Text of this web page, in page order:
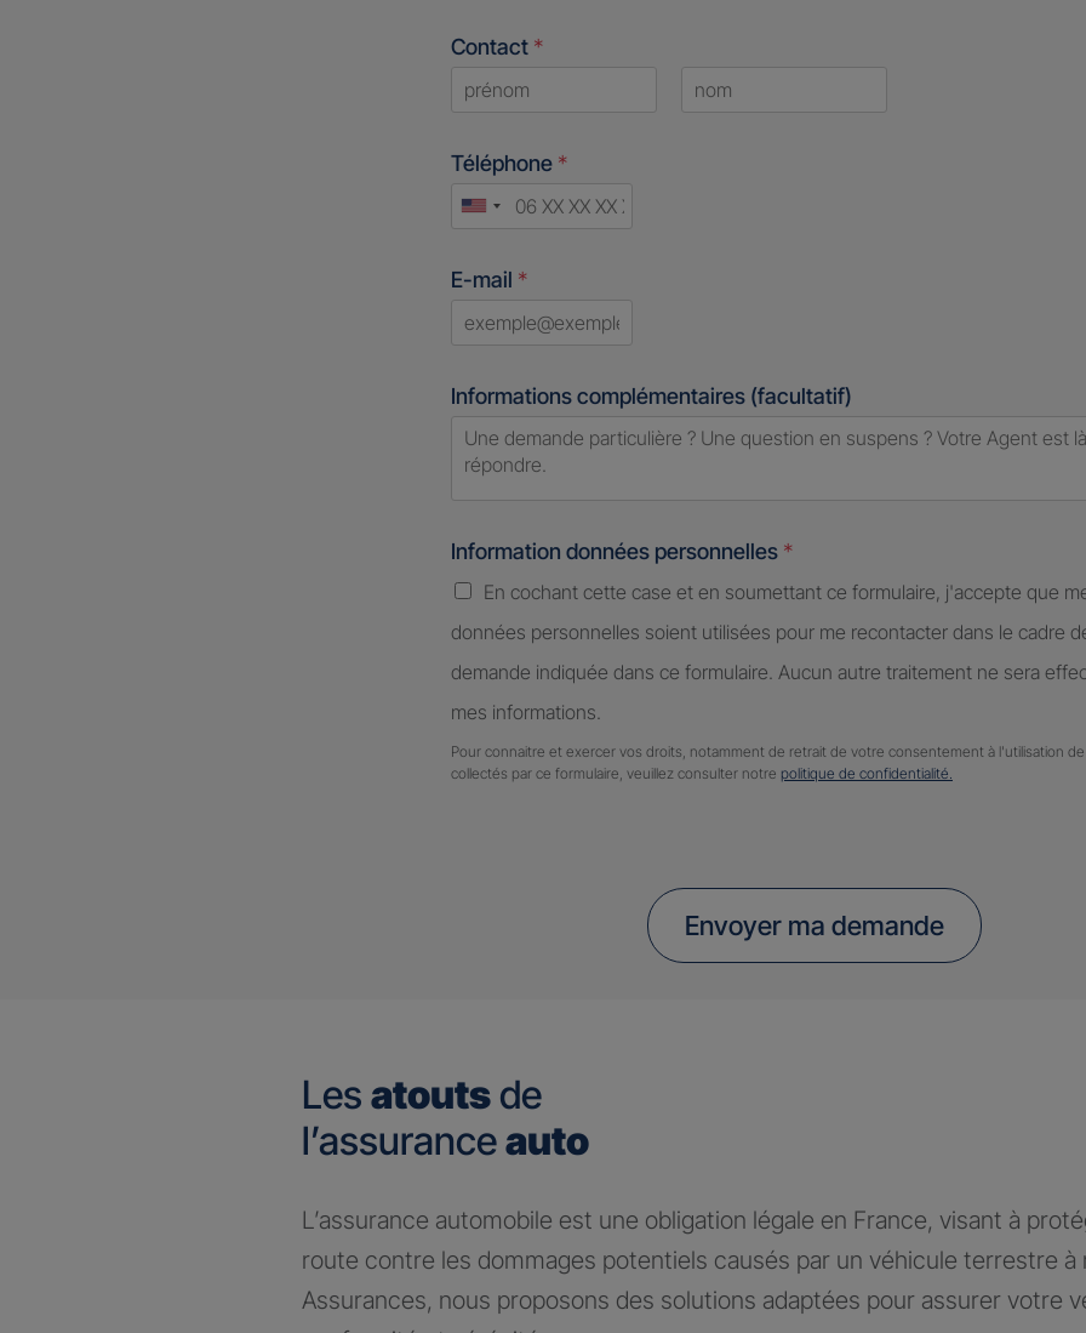
Contact *
Téléphone *
United
E-mail *
Informations complémentaires (facultatif)
Information données personnelles *
En cochant cette case et en soumettant ce formulaire, j'accepte que
données personnelles soient utilisées pour me recontacter dans le cadre
demande indiquée dans ce formulaire. Aucun autre traitement ne sera
mes informations.
Pour connaitre et exercer vos droits, notamment de retrait de votre consentement à l'utilisation
collectés par ce formulaire, veuillez consulter notre politique de confidentialité.
Envoyer ma demande
Les atoutsde
l’assuranceauto
​L’assurance automobile est une obligation légale en France, visant à
route contre les dommages potentiels causés par un véhicule terrestre à
Assurances, nous proposons des solutions adaptées pour assurer votre